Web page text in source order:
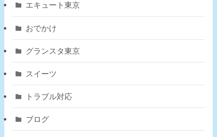
エキュート東京
おでかけ
グランスタ東京
スイーツ
トラブル対応
ブログ